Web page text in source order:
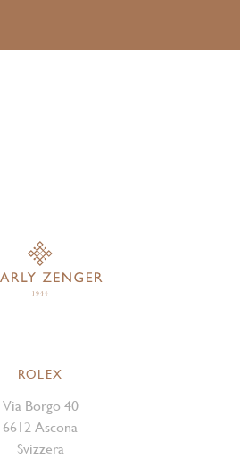
ROLEX
Via Borgo 40
6612 Ascona
Svizzera